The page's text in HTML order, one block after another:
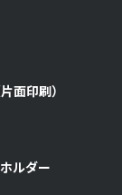
面印刷）
ルダー